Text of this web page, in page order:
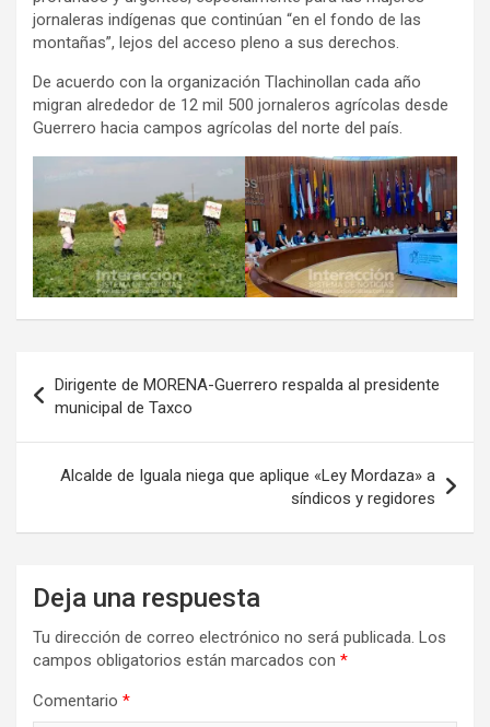
jornaleras indígenas que continúan “en el fondo de las
montañas”, lejos del acceso pleno a sus derechos.
De acuerdo con la organización Tlachinollan cada año
migran alrededor de 12 mil 500 jornaleros agrícolas desde
Guerrero hacia campos agrícolas del norte del país.
de
entradas
Dirigente de MORENA-Guerrero respalda al presidente
municipal de Taxco
Alcalde de Iguala niega que aplique «Ley Mordaza» a
síndicos y regidores
Deja una respuesta
Tu dirección de correo electrónico no será publicada. Los
campos obligatorios están marcados con *
Comentario *